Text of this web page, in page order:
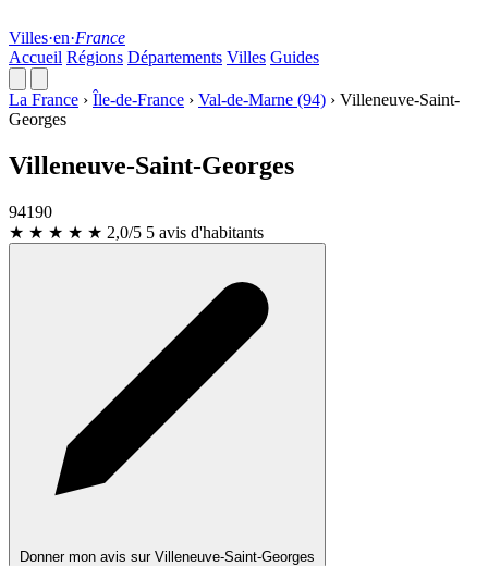
Villes·en·France
Accueil Régions Départements Villes Guides
La France › Île-de-France › Val-de-Marne (94) › Villeneuve-Saint-
Georges
Villeneuve-Saint-Georges
94190
★ ★ ★ ★ ★ 2,0/5 5 avis d'habitants
Donner mon avis sur Villeneuve-Saint-Georges